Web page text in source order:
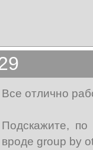
Все отлично
Подскажите,
вроде group by